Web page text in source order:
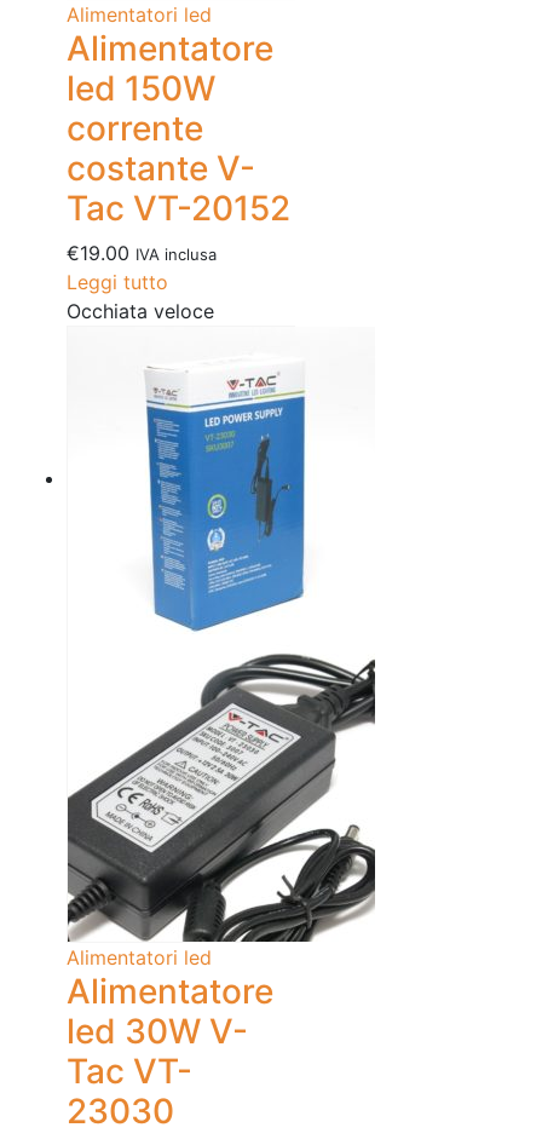
Alimentatori led
Alimentatore
led 150W
corrente
costante V-
Tac VT-20152
€19.00 IVA inclusa
Leggi tutto
Occhiata veloce
Alimentatori led
Alimentatore
led 30W V-
Tac VT-
23030